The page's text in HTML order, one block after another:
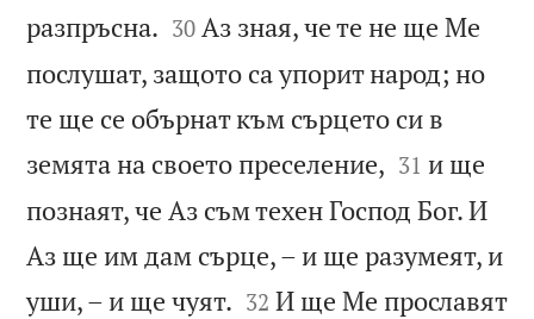
разпръсна. 

30 Аз зная, че те не ще Ме
послушат, защото са упорит народ; но
те ще се обърнат към сърцето си в
земята на своето преселение, 

31 и ще
познаят, че Аз съм техен Господ Бог. И
Аз ще им дам сърце, – и ще разумеят, и
уши, – и ще чуят. 

32 И ще Ме прославят